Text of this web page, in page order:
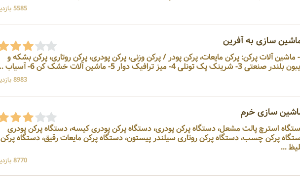
5585 بازدید
سازی به آفرین
سازنده 1- ماشین آلات پرکن: پرکن مایعات، پرکن پودر / پرکن وزنی، پرکن پودری، پرکن روتاری، پرکن بشکه و
8983 بازدید
سازی خرم
دستگاه استرچ پالت مشعل، دستگاه پرکن پودری، دستگاه پرکن پودری کیسه، دستگاه پرکن پودری
پرکن چسب، دستگاه پرکن روتاری سیلندر پیستون، دستگاه پرکن مایعات رقیق، دستگاه پرکن
...
8770 بازدید